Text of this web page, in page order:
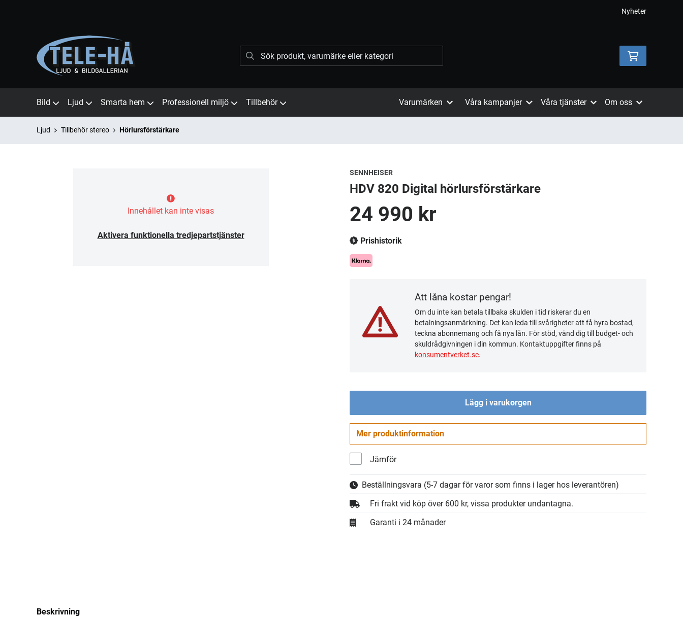
Nyheter
Bild Ljud Smarta hem Professionell miljö Tillbehör Varumärken Våra kampanjer Våra tjänster Om oss
Ljud Tillbehör stereo Hörlursförstärkare
Innehållet kan inte visas
Aktivera funktionella tredjepartstjänster
SENNHEISER
HDV 820 Digital hörlursförstärkare
24 990 kr
Prishistorik
Att låna kostar pengar!
Om du inte kan betala tillbaka skulden i tid riskerar du en
betalningsanmärkning. Det kan leda till svårigheter att få hyra bostad,
teckna abonnemang och få nya lån. För stöd, vänd dig till budget- och
skuldrådgivningen i din kommun. Kontaktuppgifter finns på
konsumentverket.se.
Lägg i varukorgen
Mer produktinformation
Jämför
Beställningsvara (5-7 dagar för varor som finns i lager hos leverantören)
Fri frakt vid köp över 600 kr, vissa produkter undantagna.
Garanti i 24 månader
Beskrivning